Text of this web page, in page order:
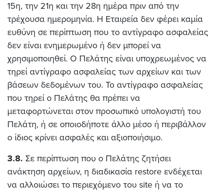
15η, την 21η και την 28η ημέρα πριν από την
τρέχουσα ημερομηνία. Η Εταιρεία δεν φέρει καμία
ευθύνη σε περίπτωση που το αντίγραφο ασφαλείας
δεν είναι ενημερωμένο ή δεν μπορεί να
χρησιμοποιηθεί. Ο Πελάτης είναι υποχρεωμένος να
τηρεί αντίγραφο ασφαλείας των αρχείων και των
βάσεων δεδομένων του. Το αντίγραφο ασφαλείας
που τηρεί ο Πελάτης θα πρέπει να
μεταφορτώνεται στον προσωπικό υπολογιστή του
Πελάτη, ή σε οποιοδήποτε άλλο μέσο ή περιβάλλον
ο ίδιος κρίνει ασφαλές και αξιοποιήσιμο.
3.8. Σε περίπτωση που ο Πελάτης ζητήσει
ανάκτηση αρχείων, η διαδικασία restore ενδέχεται
να αλλοιώσει το περιεχόμενο του site ή να το